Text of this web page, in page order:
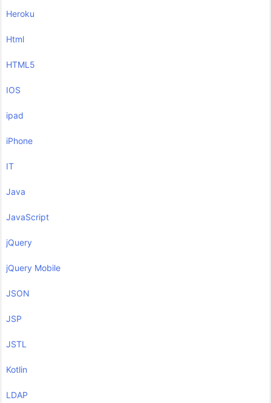
Heroku
Html
HTML5
IOS
ipad
iPhone
IT
Java
JavaScript
jQuery
jQuery Mobile
JSON
JSP
JSTL
Kotlin
LDAP